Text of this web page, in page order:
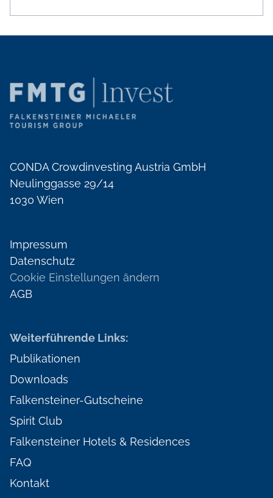
CONDA Crowdinvesting Austria GmbH
Neulinggasse 29/14
1030 Wien
Impressum
Datenschutz
Cookie Einstellungen ändern
AGB
Weiterführende Links:
Publikationen
Downloads
Falkensteiner-Gutscheine
Spirit Club
Falkensteiner Hotels & Residences
FAQ
Kontakt